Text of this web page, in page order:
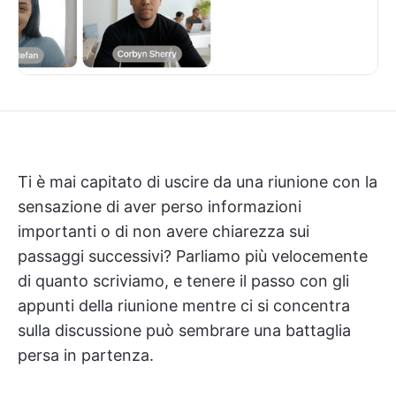
Ti è mai capitato di uscire da una riunione con la
sensazione di aver perso informazioni
importanti o di non avere chiarezza sui
passaggi successivi? Parliamo più velocemente
di quanto scriviamo, e tenere il passo con gli
appunti della riunione mentre ci si concentra
sulla discussione può sembrare una battaglia
persa in partenza.